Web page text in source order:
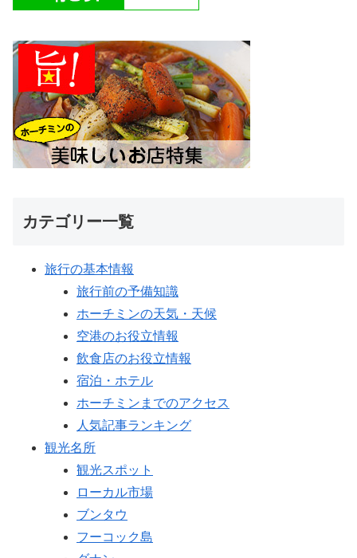
カテゴリー一覧
旅行の基本情報
旅行前の予備知識
ホーチミンの天気・天候
空港のお役立情報
飲食店のお役立情報
宿泊・ホテル
ホーチミンまでのアクセス
人気記事ランキング
観光名所
観光スポット
ローカル市場
ブンタウ
フーコック島